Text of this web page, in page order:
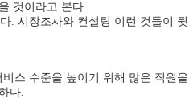
것이라고 본다.
. 시장조사와 컨설팅 이런 것들이 뒷
스 수준을 높이기 위해 많은 직원을
다.